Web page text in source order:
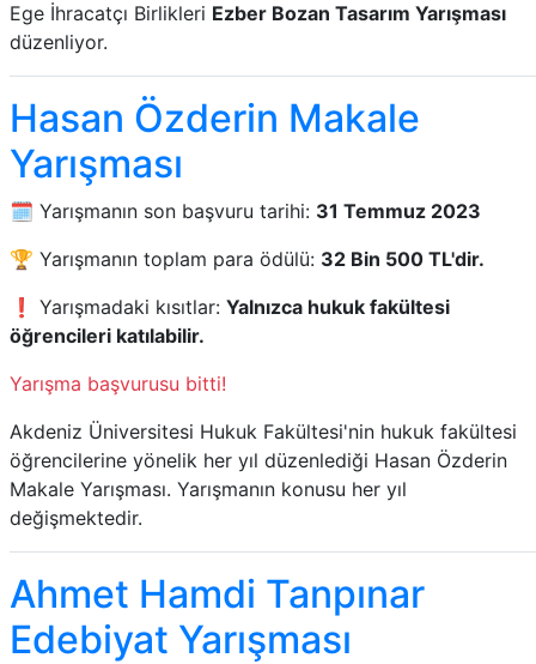
Ege İhracatçı Birlikleri Ezber Bozan Tasarım Yarışması
düzenliyor.
Hasan Özderin Makale
Yarışması
🗓️ Yarışmanın son başvuru tarihi: 31 Temmuz 2023
🏆 Yarışmanın toplam para ödülü: 32 Bin 500 TL'dir.
❗ Yarışmadaki kısıtlar: Yalnızca hukuk fakültesi
öğrencileri katılabilir.
Yarışma başvurusu bitti!
Akdeniz Üniversitesi Hukuk Fakültesi'nin hukuk fakültesi
öğrencilerine yönelik her yıl düzenlediği Hasan Özderin
Makale Yarışması. Yarışmanın konusu her yıl
değişmektedir.
Ahmet Hamdi Tanpınar
Edebiyat Yarışması